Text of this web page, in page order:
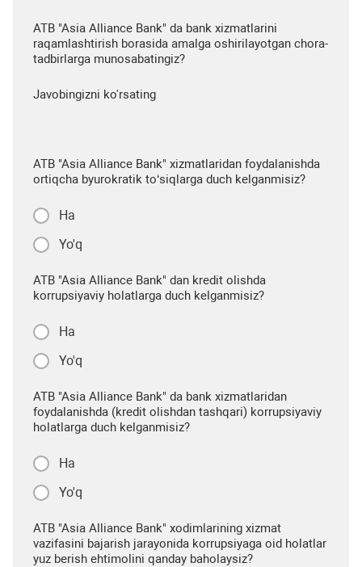
ATB "Asia Alliance Bank" da bank xizmatlarini
raqamlashtirish borasida amalga oshirilayotgan chora-
tadbirlarga munosabatingiz?
Javobingizni ko'rsating
ATB "Asia Alliance Bank" xizmatlaridan foydalanishda
ortiqcha byurokratik to‘siqlarga duch kelganmisiz?
Ha
Yo'q
ATB "Asia Alliance Bank" dan kredit olishda
korrupsiyaviy holatlarga duch kelganmisiz?
Ha
Yo'q
ATB "Asia Alliance Bank" da bank xizmatlaridan
foydalanishda (kredit olishdan tashqari) korrupsiyaviy
holatlarga duch kelganmisiz?
Ha
Yo'q
ATB "Asia Alliance Bank" xodimlarining xizmat
vazifasini bajarish jarayonida korrupsiyaga oid holatlar
yuz berish ehtimolini qanday baholaysiz?